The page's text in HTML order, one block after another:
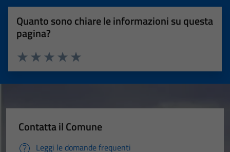
Quanto sono chiare le informazioni su questa
pagina?
Valuta 5 stelle su 5
Valuta 4 stelle su 5
Valuta 3 stelle su 5
Valuta 2 stelle su 5
Valuta 1 stelle su 5
Contatta il Comune
Leggi le domande frequenti